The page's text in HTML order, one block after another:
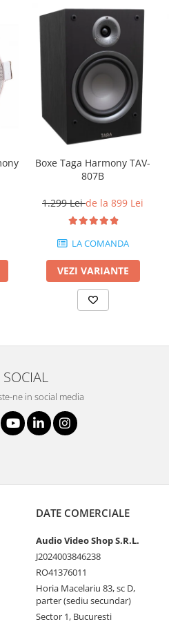
Boxe Taga Harmony TAV-
807B
1.299 Leide la 899 Lei
LA COMANDA
VEZI VARIANTE
SOCIAL
ne in social media
DATE COMERCIALE
Audio Video Shop S.R.L.
J2024003846238
RO41376011
Horia Macelariu 83, sc D,
parter (sediu secundar)
Sector 1, Bucuresti